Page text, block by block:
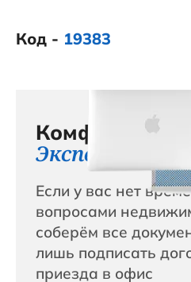
Код - 19383
Комфортный
Эксперт+
Если у вас нет
вопросами
соберём все
лишь подписать
приезда в офис